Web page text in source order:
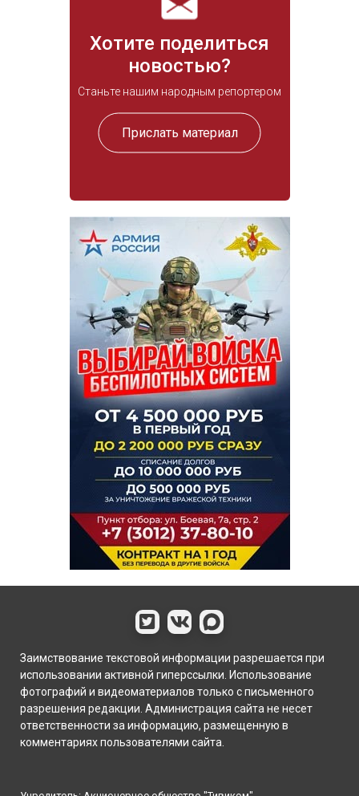
Хотите поделиться
новостью?
Станьте нашим народным репортером
Прислать материал
Заимствование текстовой информации разрешается при
использовании активной гиперссылки. Использование
фотографий и видеоматериалов только с письменного
разрешения редакции. Администрация сайта не несет
ответственности за информацию, размещенную в
комментариях пользователями сайта.